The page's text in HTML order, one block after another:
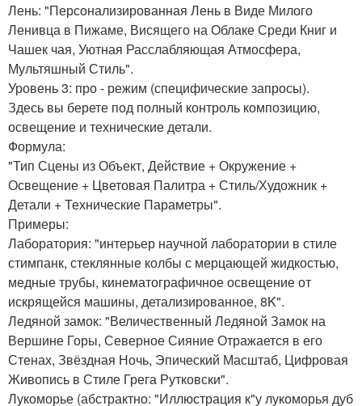
Лень: "Персонализированная Лень в Виде Милого
Ленивца в Пижаме, Висящего на Облаке Среди Книг и
Чашек чая, Уютная Расслабляющая Атмосфера,
Мультяшный Стиль".
Уровень 3: про - режим (специфические запросы).
Здесь вы берете под полный контроль композицию,
освещение и технические детали.
Формула:
"Тип Сцены из Объект, Действие + Окружение +
Освещение + Цветовая Палитра + Стиль/Художник +
Детали + Технические Параметры".
Примеры:
Лаборатория: "интерьер научной лаборатории в стиле
стимпанк, стеклянные колбы с мерцающей жидкостью,
медные трубы, кинематографичное освещение от
искрящейся машины, детализированное, 8K".
Ледяной замок: "Величественный Ледяной Замок на
Вершине Горы, Северное Сияние Отражается в его
Стенах, Звёздная Ночь, Эпический Масштаб, Цифровая
Живопись в Стиле Грега Рутковски".
Лукоморье (абстрактно: "Иллюстрация к"у лукоморья дуб